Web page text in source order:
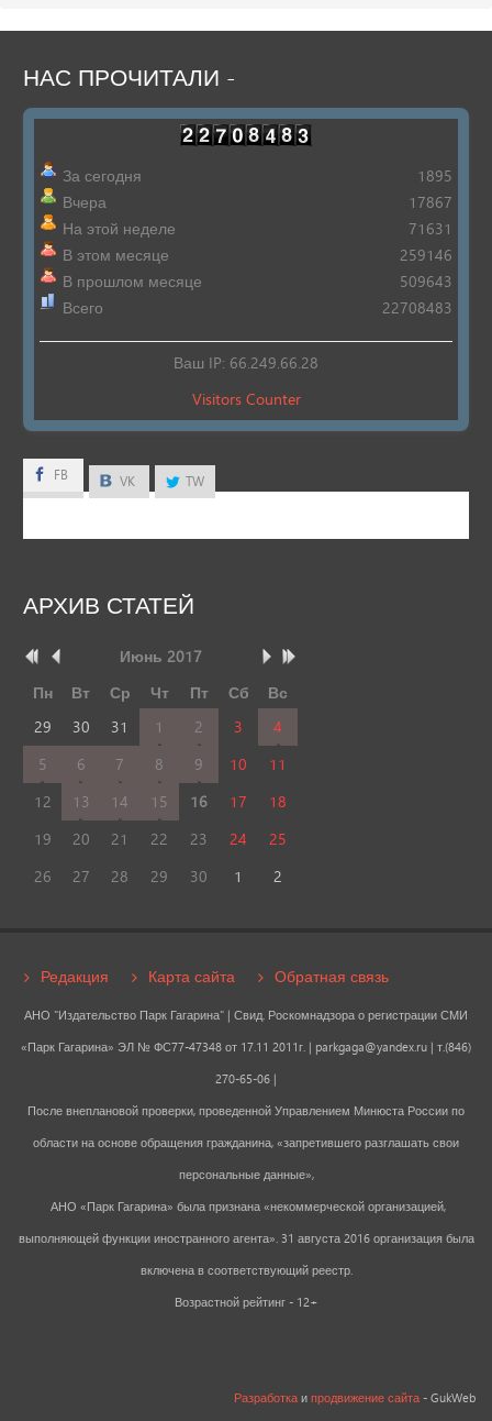
НАС ПРОЧИТАЛИ -
За сегодня
Вчера
На этой неделе
В этом месяце
В прошлом месяце
Всего
1895
17867
71631
259146
509643
22708483
Ваш IP: 66.249.66.28
Visitors Counter
FB
FB VK TW
АРХИВ СТАТЕЙ
Июнь 2017
Пн
Вт Ср Чт Пт Сб
Вс
29
30 31 1 2 3
4
5
6 7 8 9 10
11
12
13 14 15 16 17
18
19
20 21 22 23 24
25
26
27 28 29 30 1 2
Редакция Карта сайта Обратная связь
АНО "Издательство Парк Гагарина" | Свид. Роскомнадзора о регистрации СМИ
«Парк Гагарина» ЭЛ № ФС77-47348 от 17.11 2011г. | parkgaga@yandex.ru | т.(846)
270-65-06 |
После внеплановой проверки, проведенной Управлением Минюста России по
области на основе обращения гражданина, «запретившего разглашать свои
персональные данные»,
АНО «Парк Гагарина» была признана «некоммерческой организацией,
выполняющей функции иностранного агента». 31 августа 2016 организация была
включена в соответствующий реестр.
Возрастной рейтинг - 12+
Разработкаипродвижение сайта- GukWeb